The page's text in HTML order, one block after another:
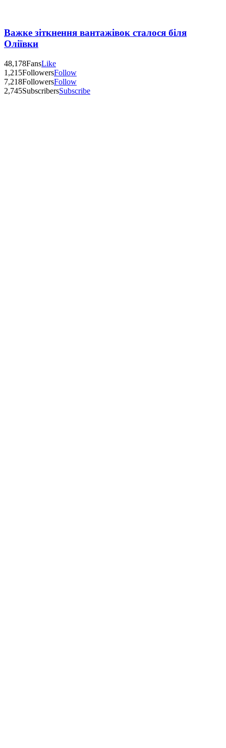
Важке зіткнення вантажівок сталося біля
Оліївки
48,178FansLike
1,215FollowersFollow
7,218FollowersFollow
2,745SubscribersSubscribe